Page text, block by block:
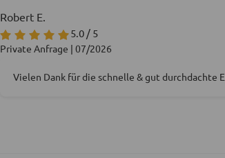
Robert E.
5.0 / 5
Private Anfrage | 07/2026
Vielen Dank für die schnelle & gut durchdachte